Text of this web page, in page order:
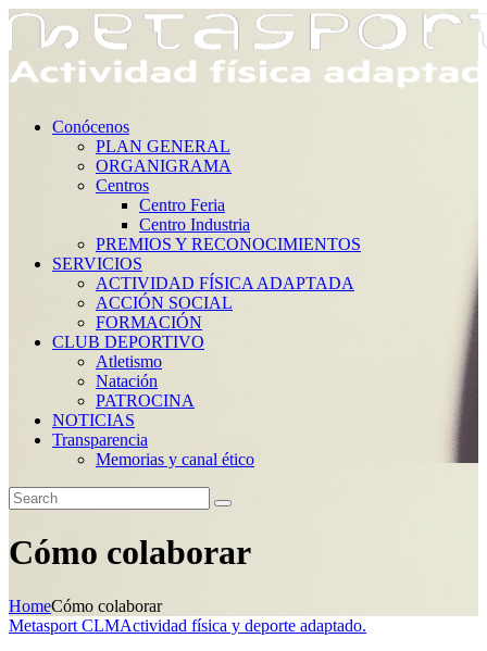
Conócenos
PLAN GENERAL
ORGANIGRAMA
Centros
Centro Feria
Centro Industria
PREMIOS Y RECONOCIMIENTOS
SERVICIOS
ACTIVIDAD FÍSICA ADAPTADA
ACCIÓN SOCIAL
FORMACIÓN
CLUB DEPORTIVO
Atletismo
Natación
PATROCINA
NOTICIAS
Transparencia
Memorias y canal ético
Cómo colaborar
HomeCómo colaborar
Metasport CLMActividad física y deporte adaptado.